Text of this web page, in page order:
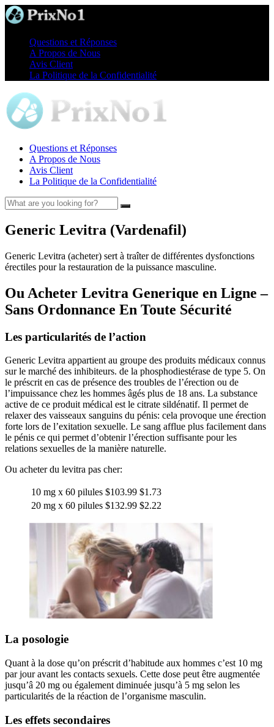
Questions et Réponses
A Propos de Nous
Avis Client
La Politique de la Confidentialité
Questions et Réponses
A Propos de Nous
Avis Client
La Politique de la Confidentialité
Generic Levitra (Vardenafil)
Generic Levitra (acheter) sert à traîter de différentes dysfonctions
érectiles pour la restauration de la puissance masculine.
Ou Acheter Levitra Generique en Ligne –
Sans Ordonnance En Toute Sécurité
Les particularités de l’action
Generic Levitra appartient au groupe des produits médicaux connus
sur le marché des inhibiteurs. de la phosphodiestérase de type 5. On
le préscrit en cas de présence des troubles de l’érection ou de
l’impuissance chez les hommes âgés plus de 18 ans. La substance
active de ce produit médical est le citrate sildénatif. Il permet de
relaxer des vaisseaux sanguins du pénis: cela provoque une érection
forte lors de l’exitation sexuelle. Le sang afflue plus facilement dans
le pénis ce qui permet d’obtenir l’érection suffisante pour les
relations sexuelles de la manière naturelle.
Ou acheter du levitra pas cher:
10 mg x 60 pilules $103.99 $1.73
20 mg x 60 pilules $132.99 $2.22
La posologie
Quant à la dose qu’on préscrit d’habitude aux hommes c’est 10 mg
par jour avant les contacts sexuels. Cette dose peut être augmentée
jusqu’â 20 mg ou également diminuée jusqu’à 5 mg selon les
particularités de la réaction de l’organisme masculin.
Les effets secondaires